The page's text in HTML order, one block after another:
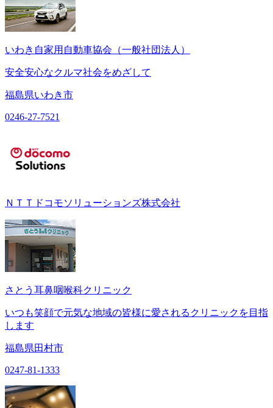
いわき自家用自動車協会（一般社団法人）
安全安心なクルマ社会をめざして
福島県いわき市
0246-27-7521
ＮＴＴドコモソリューションズ株式会社
さとう耳鼻咽喉科クリニック
いつも笑顔で元気な地域の皆様に愛されるクリニックを目指
します
福島県田村市
0247-81-1333